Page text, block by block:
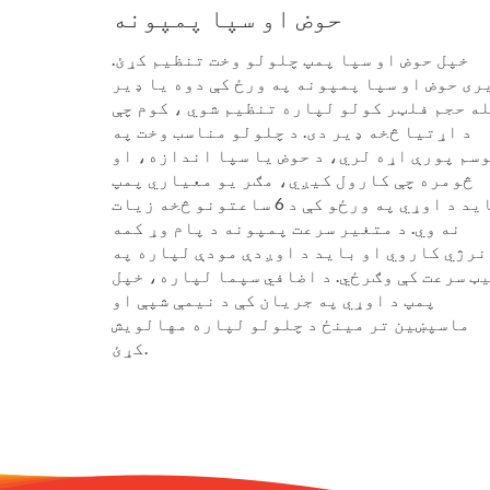
حوض او سپا پمپونه
خپل حوض او سپا پمپ چلولو وخت تنظیم کړئ.
حوض او سپا پمپونه په ورځ کې دوه یا ډیر
حجم فلټر کولو لپاره تنظیم شوي ، کوم چې
د اړتیا څخه ډیر دی. د چلولو مناسب وخت په
پورې اړه لري، د حوض یا سپا اندازه، او
څومره چې کارول کیږي، مګر یو معیاري پمپ
باید د اوړي په ورځو کې د 6 ساعتونو څخه زیات
نه وي. د متغیر سرعت پمپونه د پام وړ کمه
کاروي او باید د اوږدې مودې لپاره په
سرعت کې وګرځي. د اضافي سپما لپاره، خپل
پمپ د اوړي په جریان کې د نیمې شپې او
ماسپښین تر مینځ د چلولو لپاره مهالویش
کړئ.